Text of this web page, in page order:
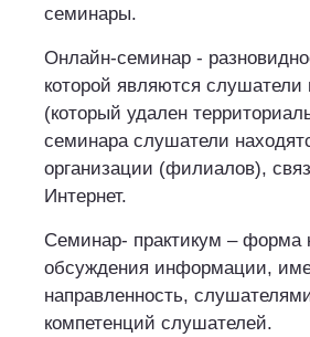
семинары.
Онлайн-семинар -
которой являются слушатели
(который удален
семинара слушатели
организации (филиалов),
Интернет.
Семинар- практикум – форма
обсуждения информации,
направленность,
компетенций слушателей.